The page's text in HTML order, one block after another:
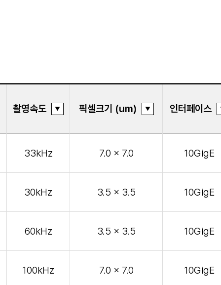
촬영속도 픽셀크기 (um) 인터페이스
33kHz 7.0 x 7.0 10GigE
30kHz 3.5 x 3.5 10GigE
60kHz 3.5 x 3.5 10GigE
100kHz 7.0 x 7.0 10GigE